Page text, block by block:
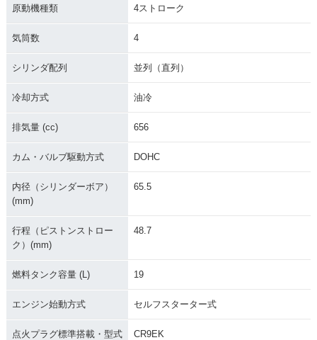
原動機種類 4ストローク
気筒数 4
シリンダ配列 並列（直列）
冷却方式 油冷
排気量 (cc) 656
カム・バルブ駆動方式 DOHC
内径（シリンダーボア）
(mm)
65.5
行程（ピストンストロー
ク）(mm)
48.7
燃料タンク容量 (L) 19
エンジン始動方式 セルフスターター式
点火プラグ標準搭載・型式 CR9EK